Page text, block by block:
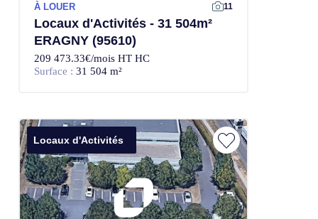
À LOUER 11
Locaux d'Activités - 31 504m²
ERAGNY (95610)
209 473.33€/mois HT HC
Surface : 31 504 m²
Locaux d'Activités